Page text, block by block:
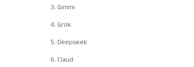
Gimini
Grok
Deepseek
Claud